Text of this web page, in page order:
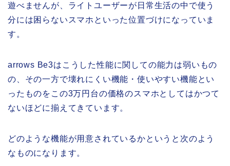
遊べませんが、ライトユーザーが日常生活の中で使う
分には困らないスマホといった位置づけになっていま
す。
arrows Be3はこうした性能に関しての能力は弱いもの
の、その一方で壊れにくい機能・使いやすい機能とい
ったものをこの3万円台の価格のスマホとしてはかつて
ないほどに揃えてきています。
どのような機能が用意されているかというと次のよう
なものになります。